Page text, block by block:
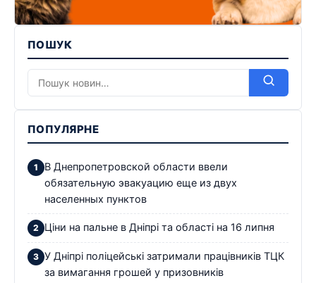
ПОШУК
ПОПУЛЯРНЕ
В Днепропетровской области ввели
обязательную эвакуацию еще из двух
населенных пунктов
Ціни на пальне в Дніпрі та області на 16 липня
У Дніпрі поліцейські затримали працівників ТЦК
за вимагання грошей у призовників